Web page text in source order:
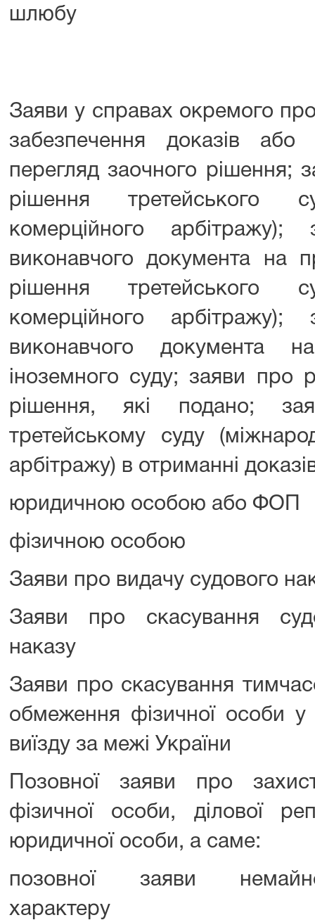
шлюбу
Заяви у справах окремого
забезпечення доказів
перегляд заочного рішення;
рішення третейського
комерційного
виконавчого документа на
рішення третейського
комерційного
виконавчого документа
іноземного суду; заяви про
рішення, які подано;
третейському суду
арбітражу) в отриманні
юридичною особою або ФОП
фізичною особою
Заяви про видачу судового
Заяви про скасування
наказу
Заяви про скасування
обмеження фізичної особи у
виїзду за межі України
Позовної заяви про
фізичної особи, ділової
юридичної особи, а саме:
позовної заяви
характеру